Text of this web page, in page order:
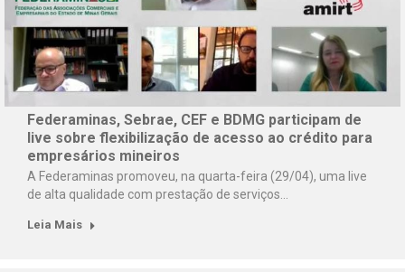
Federaminas, Sebrae, CEF e BDMG participam de
live sobre flexibilização de acesso ao crédito para
empresários mineiros
A Federaminas promoveu, na quarta-feira (29/04), uma live
de alta qualidade com prestação de serviços…
Leia Mais